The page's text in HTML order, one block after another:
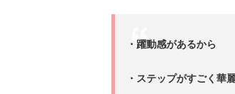
・躍動感があるから
・ステップがすごく華